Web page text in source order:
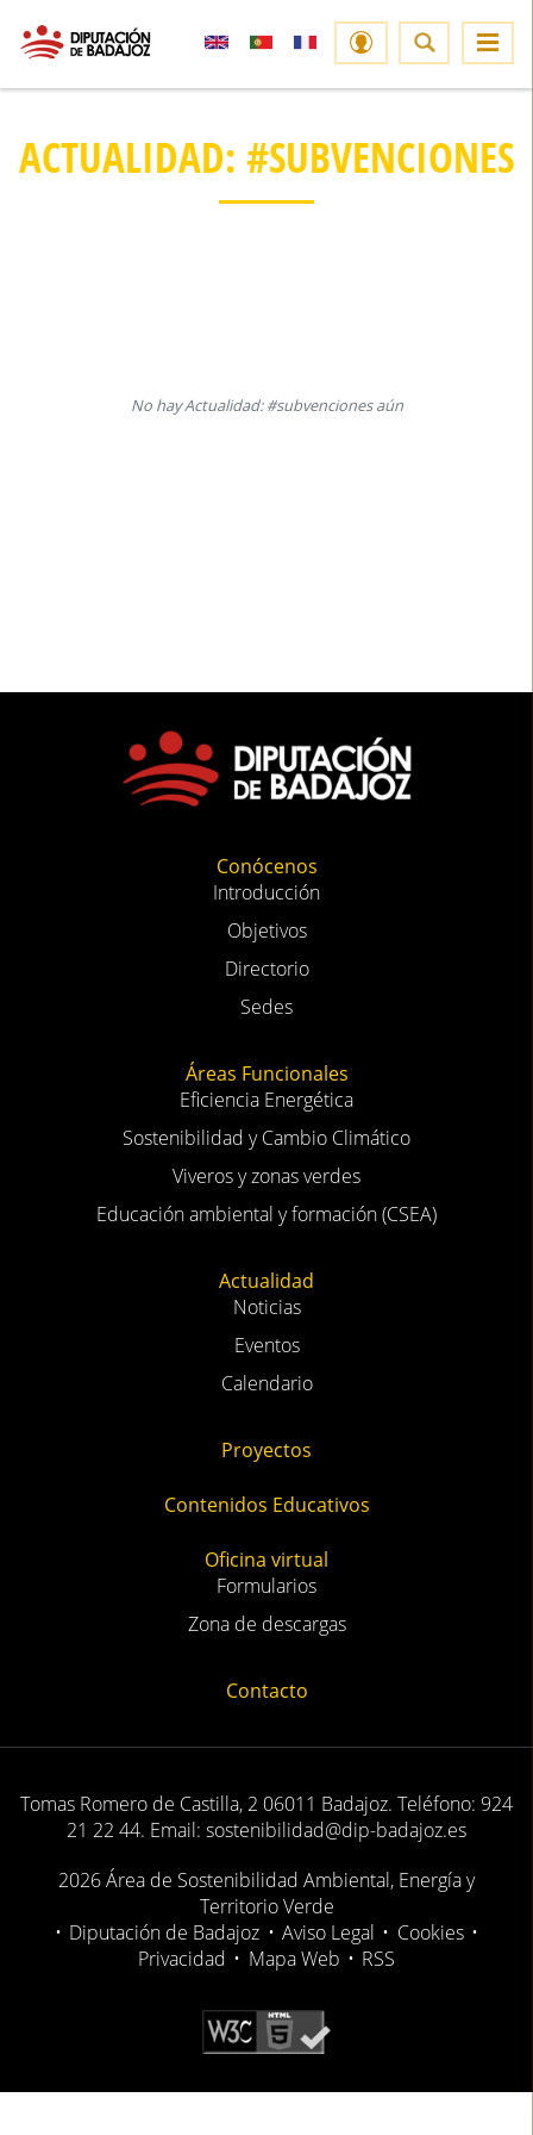
ACTUALIDAD: #SUBVENCIONES
No hay Actualidad: #subvenciones aún
Conócenos
Introducción
Objetivos
Directorio
Sedes
Áreas Funcionales
Eficiencia Energética
Sostenibilidad y Cambio Climático
Viveros y zonas verdes
Educación ambiental y formación (CSEA)
Actualidad
Noticias
Eventos
Calendario
Proyectos
Contenidos Educativos
Oficina virtual
Formularios
Zona de descargas
Contacto
Tomas Romero de Castilla, 2 06011 Badajoz. Teléfono: 924
21 22 44. Email: sostenibilidad@dip-badajoz.es
2026 Área de Sostenibilidad Ambiental, Energía y
Territorio Verde
• Diputación de Badajoz • Aviso Legal • Cookies •
Privacidad • Mapa Web • RSS